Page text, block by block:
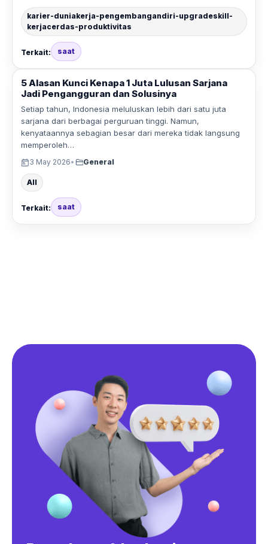
karier-duniakerja-pengembangandiri-upgradeskill-
kerjacerdas-produktivitas
Terkait: saat
5 Alasan Kunci Kenapa 1 Juta Lulusan Sarjana
Jadi Pengangguran dan Solusinya
Setiap tahun, Indonesia meluluskan lebih dari satu juta
sarjana dari berbagai perguruan tinggi. Namun,
kenyataannya sebagian besar dari mereka tidak langsung
memperoleh…
3 May 2026• General
All
Terkait: saat